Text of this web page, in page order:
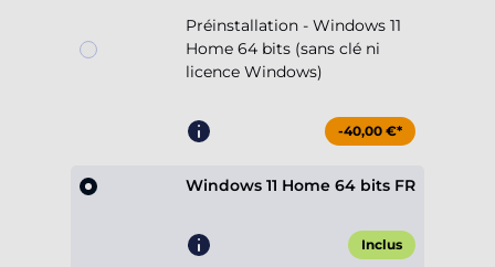
Préinstallation - Windows 11
Home 64 bits (sans clé ni
licence Windows)
-40,00 €*
Windows 11 Home 64 bits FR
Inclus